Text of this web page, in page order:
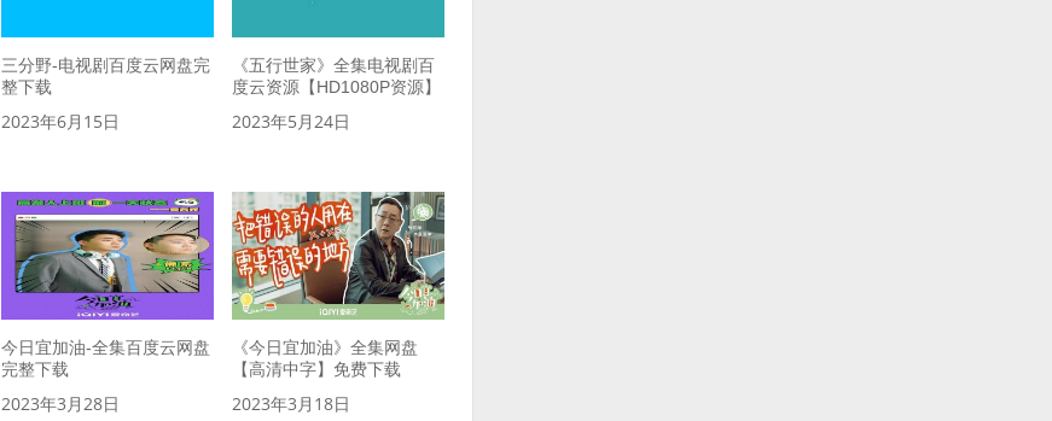
三分野-电视剧百度云网盘完
整下载
2023年6月15日
《五行世家》全集电视剧百
度云资源【HD1080P资源】
2023年5月24日
今日宜加油-全集百度云网盘
完整下载
2023年3月28日
《今日宜加油》全集网盘
【高清中字】免费下载
2023年3月18日